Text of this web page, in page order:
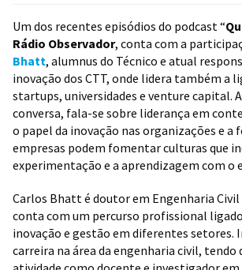
Um dos recentes episódios do podcast “
Rádio Observador, conta com a
Bhatt, alumnus do Técnico e atual
inovação dos CTT, onde lidera também a
startups, universidades e venture capital.
conversa, fala-se sobre liderança em
o papel da inovação nas organizações e a
empresas podem fomentar culturas que
experimentação e a aprendizagem com o
Carlos Bhatt é doutor em Engenharia Civil
conta com um percurso profissional
inovação e gestão em diferentes setores.
carreira na área da engenharia civil, tendo